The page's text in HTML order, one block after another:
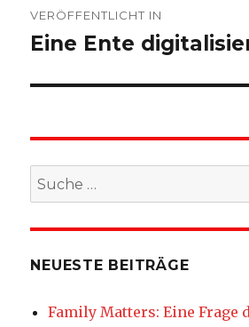
VERÖFFENTLICHT IN
Eine Ente
Suche
nach:
NEUESTE BEITRÄGE
Family Matters: Eine Frage